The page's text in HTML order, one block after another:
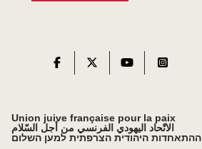
Union juive française pour la paix
الاتّحاد اليهودي الفرنسي من أجل السّلام
ההתאחדות היהודית הצרפתית למען השלום